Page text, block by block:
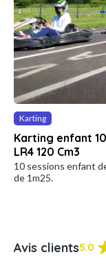
Karting
Karting enfant
LR4 120 Cm3
10 sessions enfant
de 1m25.
Avis clients5.0